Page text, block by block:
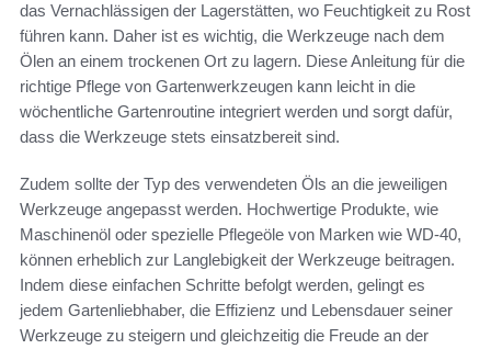
das Vernachlässigen der Lagerstätten, wo Feuchtigkeit zu Rost
führen kann. Daher ist es wichtig, die Werkzeuge nach dem
Ölen an einem trockenen Ort zu lagern. Diese Anleitung für die
richtige Pflege von Gartenwerkzeugen kann leicht in die
wöchentliche Gartenroutine integriert werden und sorgt dafür,
dass die Werkzeuge stets einsatzbereit sind.
Zudem sollte der Typ des verwendeten Öls an die jeweiligen
Werkzeuge angepasst werden. Hochwertige Produkte, wie
Maschinenöl oder spezielle Pflegeöle von Marken wie WD-40,
können erheblich zur Langlebigkeit der Werkzeuge beitragen.
Indem diese einfachen Schritte befolgt werden, gelingt es
jedem Gartenliebhaber, die Effizienz und Lebensdauer seiner
Werkzeuge zu steigern und gleichzeitig die Freude an der